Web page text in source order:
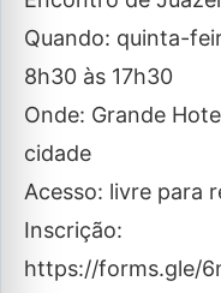
Quando: quinta-
8h30 às 17h30
Onde: Grande
cidade
Acesso: livre para
Inscrição:
https://forms.gle/